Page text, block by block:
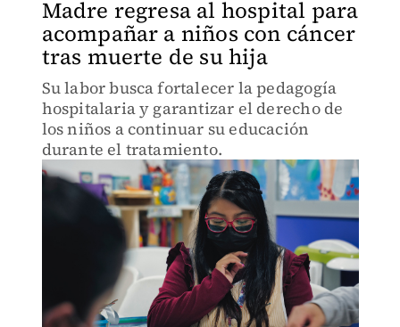
Madre regresa al hospital para
acompañar a niños con cáncer
tras muerte de su hija
Su labor busca fortalecer la pedagogía
hospitalaria y garantizar el derecho de
los niños a continuar su educación
durante el tratamiento.